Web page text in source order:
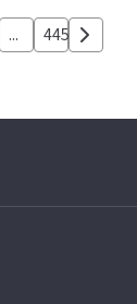
... 445